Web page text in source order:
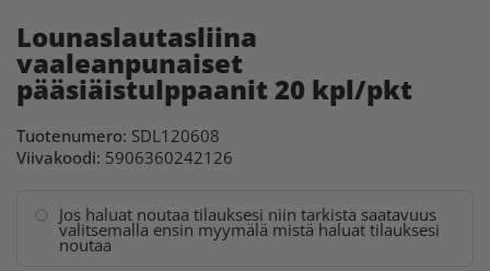
Lounaslautasliina
vaaleanpunaiset
pääsiäistulppaanit 20 kpl/pkt
Tuotenumero: SDL120608
Viivakoodi: 5906360242126
Jos haluat noutaa tilauksesi niin tarkista saatavuus
valitsemalla ensin myymälä mistä haluat tilauksesi
noutaa